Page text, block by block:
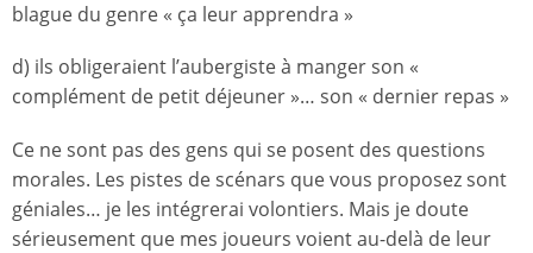
blague du genre « ça leur apprendra »
d) ils obligeraient l’aubergiste à manger son «
complément de petit déjeuner »… son « dernier repas »
Ce ne sont pas des gens qui se posent des questions
morales. Les pistes de scénars que vous proposez sont
géniales… je les intégrerai volontiers. Mais je doute
sérieusement que mes joueurs voient au-delà de leur